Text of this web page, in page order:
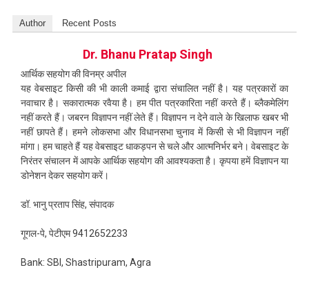
Author Recent Posts
Dr. Bhanu Pratap Singh
आर्थिक सहयोग की विनम्र अपील
यह वेबसाइट किसी की भी काली कमाई द्वारा संचालित नहीं है। यह पत्रकारों का
नवाचार है। सकारात्मक रवैया है। हम पीत पत्रकारिता नहीं करते हैं। ब्लैकमेलिंग
नहीं करते हैं। जबरन विज्ञापन नहीं लेते हैं। विज्ञापन न देने वाले के खिलाफ खबर भी
नहीं छापते हैं। हमने लोकसभा और विधानसभा चुनाव में किसी से भी विज्ञापन नहीं
मांगा। हम चाहते हैं यह वेबसाइट धाकड़पन से चले और आत्मनिर्भर बने। वेबसाइट के
निरंतर संचालन में आपके आर्थिक सहयोग की आवश्यकता है। कृपया हमें विज्ञापन या
डोनेशन देकर सहयोग करें।
डॉ. भानु प्रताप सिंह, संपादक
गूगल-पे, पेटीएम 9412652233
Bank: SBI, Shastripuram, Agra